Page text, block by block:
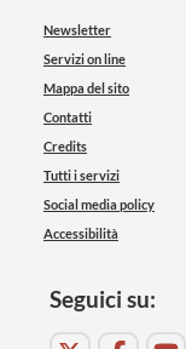
Newsletter
Servizi on line
Mappa del sito
Contatti
Credits
Tutti i servizi
Social media policy
Accessibilità
Seguici su: